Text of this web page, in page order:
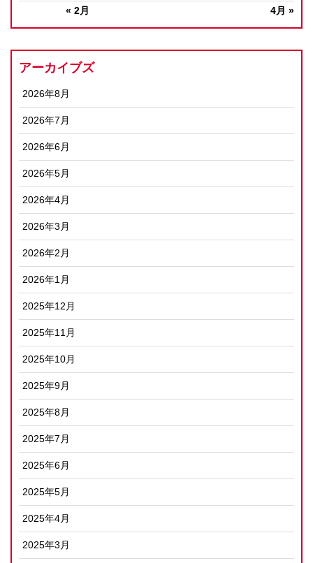
« 2月 4月 »
アーカイブズ
2026年8月
2026年7月
2026年6月
2026年5月
2026年4月
2026年3月
2026年2月
2026年1月
2025年12月
2025年11月
2025年10月
2025年9月
2025年8月
2025年7月
2025年6月
2025年5月
2025年4月
2025年3月